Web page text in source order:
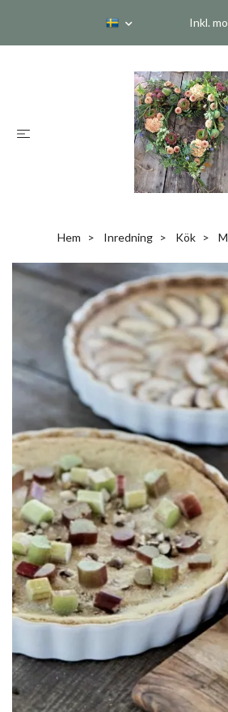
Inkl.
Hem Inredning Kök